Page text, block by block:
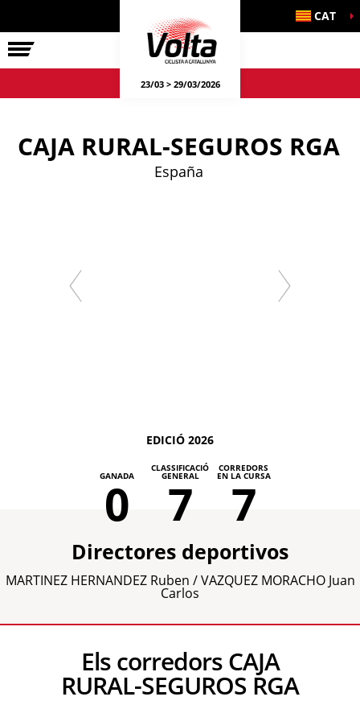
VOLTA CAT
23/03 > 29/03/2026
CAJA RURAL-SEGUROS RGA
España
EDICIÓ 2026
GANADA
0
CLASSIFICACIÓ
GENERAL
7
CORREDORS
EN LA CURSA
7
Directores deportivos
MARTINEZ HERNANDEZ Ruben / VAZQUEZ MORACHO Juan
Carlos
Els corredors CAJA
RURAL-SEGUROS RGA